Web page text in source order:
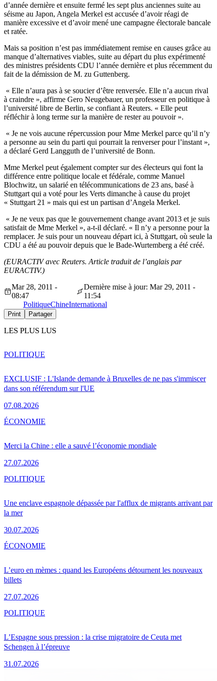
d’année dernière et ensuite fermé les sept plus anciennes suite au
séisme au Japon, Angela Merkel est accusée d’avoir réagi de
manière excessive et d’avoir mené une campagne électorale bancale
et ratée.
Mais sa position n’est pas immédiatement remise en causes grâce au
manque d’alternatives viables, suite au départ du plus expérimenté
des ministres présidents CDU l’année dernière et plus récemment du
fait de la démission de M. zu Guttenberg.
« Elle n’aura pas à se soucier d’être renversée. Elle n’a aucun rival
à craindre », affirme Gero Neugebauer, un professeur en politique à
l’université libre de Berlin, se confiant à Reuters. « Elle peut
réfléchir à long terme sur la manière de rester au pouvoir ».
« Je ne vois aucune répercussion pour Mme Merkel parce qu’il n’y
a personne au sein du parti qui pourrait la renverser pour l’instant »,
a déclaré Gerd Langguth de l’université de Bonn.
Mme Merkel peut également compter sur des électeurs qui font la
différence entre politique locale et fédérale, comme Manuel
Blochwitz, un salarié en télécommunications de 23 ans, basé à
Stuttgart qui a voté pour les Verts dimanche à cause du projet
« Stuttgart 21 » mais qui est un partisan d’Angela Merkel.
« Je ne veux pas que le gouvernement change avant 2013 et je suis
satisfait de Mme Merkel », a-t-il déclaré. « Il n’y a personne pour la
remplacer. Je suis pour un nouveau départ ici, à Stuttgart, où seule la
CDU a été au pouvoir depuis que le Bade-Wurtemberg a été créé.
(EURACTIV avec Reuters. Article traduit de l’anglais par
EURACTIV.)
Mar 28, 2011 -
08:47
Dernière mise à jour: Mar 29, 2011 -
11:54
PolitiqueChineInternational
Print Partager
LES PLUS LUS
EXCLUSIF : L'Islande demande à Bruxelles de ne pas s'immiscer
dans son référendum sur l'UE
07.08.2026
POLITIQUE
Merci la Chine : elle a sauvé l’économie mondiale
27.07.2026
ÉCONOMIE
Une enclave espagnole dépassée par l'afflux de migrants arrivant par
la mer
30.07.2026
POLITIQUE
L’euro en mèmes : quand les Européens détournent les nouveaux
billets
27.07.2026
ÉCONOMIE
L’Espagne sous pression : la crise migratoire de Ceuta met
Schengen à l’épreuve
31.07.2026
POLITIQUE